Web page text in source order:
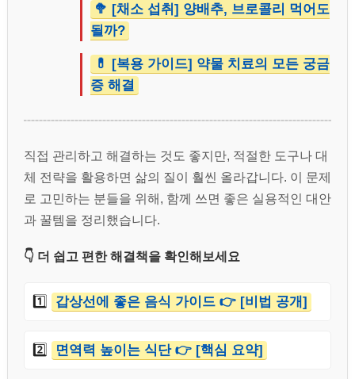
🥦 [채소 섭취] 양배추, 브로콜리 먹어도
될까?
💊 [복용 가이드] 약물 치료의 모든 궁금
증 해결
직접 관리하고 해결하는 것도 좋지만, 적절한 도구나 대
체 전략을 활용하면 삶의 질이 훨씬 올라갑니다. 이 문제
로 고민하는 분들을 위해, 함께 쓰면 좋은 실용적인 대안
과 꿀템을 정리했습니다.
👇 더 쉽고 편한 해결책을 확인해보세요
1️⃣ 갑상선에 좋은 음식 가이드 👉 [비법 공개]
2️⃣ 면역력 높이는 식단 👉 [핵심 요약]